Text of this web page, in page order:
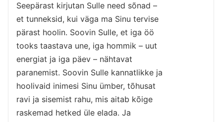
Seepärast kirjutan Sulle need sõnad –
et tunneksid, kui väga ma Sinu tervise
pärast hoolin. Soovin Sulle, et iga öö
tooks taastava une, iga hommik – uut
energiat ja iga päev – nähtavat
paranemist. Soovin Sulle kannatlikke ja
hoolivaid inimesi Sinu ümber, tõhusat
ravi ja sisemist rahu, mis aitab kõige
raskemad hetked üle elada. Ja